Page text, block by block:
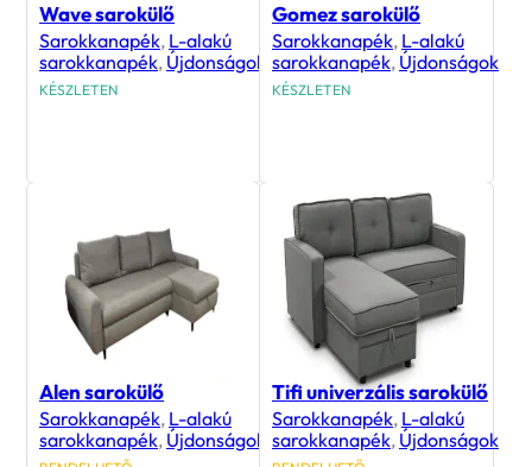
Wave sarokülő
Sarokkanapék, L-alakú
sarokkanapék, Újdonságok
KÉSZLETEN
Gomez sarokülő
Sarokkanapék, L-alakú
sarokkanapék, Újdonságok
KÉSZLETEN
Alen sarokülő
Sarokkanapék, L-alakú
sarokkanapék, Újdonságok
Tifi univerzális sarokülő
Sarokkanapék, L-alakú
sarokkanapék, Újdonságok